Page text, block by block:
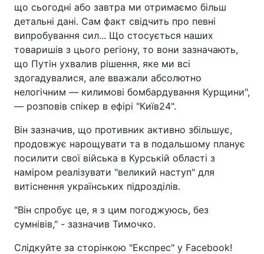
що сьогодні або завтра ми отримаємо більш
детальні дані. Сам факт свідчить про певні
випробування сил... Що стосується наших
товаришів з цього регіону, то вони зазначають,
що Путін ухвалив рішення, яке ми всі
здогадувалися, але вважали абсолютно
нелогічним — килимові бомбардування Курщини",
— розповів спікер в ефірі "Київ24".
Він зазначив, що противник активно збільшує,
продовжує нарощувати та в подальшому планує
посилити свої війська в Курській області з
наміром реалізувати "великий наступ" для
витіснення українських підрозділів.
"Він спробує це, я з цим погоджуюсь, без
сумнівів," - зазначив Тимочко.
Слідкуйте за сторінкою "Експрес" у Facebook!